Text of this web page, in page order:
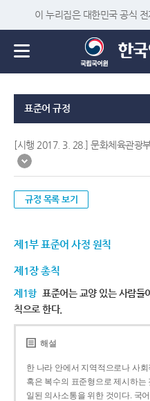
이 누리집은 대한민국 공식
표준어 규정
[시행 2017. 3. 28.] 문화체육관광
규정 목록 보기
제1부 표준어 사정 원칙
제1장 총칙
제1항 표준어는 교양 있는 사람들
칙으로 한다.
해설
한 나라 안에서 지역적으로나 사
혹은 복수의 표준형으로 제시하
일된 의사소통을 위한 것이다. 국